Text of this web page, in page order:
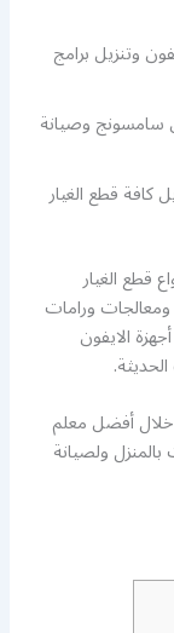
وتنزيل برامج
سامسونج وصيانة
كافة قطع الغيار
قطع الغيار
ورامات
الايفون
أفضل معلم
ولصيانة